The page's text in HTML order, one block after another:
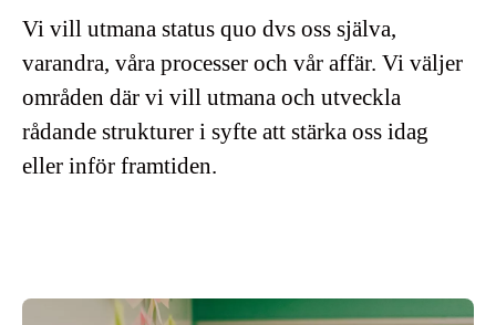
Vi vill utmana status quo dvs oss själva,
varandra, våra processer och vår affär. Vi väljer
områden där vi vill utmana och utveckla
rådande strukturer i syfte att stärka oss idag
eller inför framtiden.